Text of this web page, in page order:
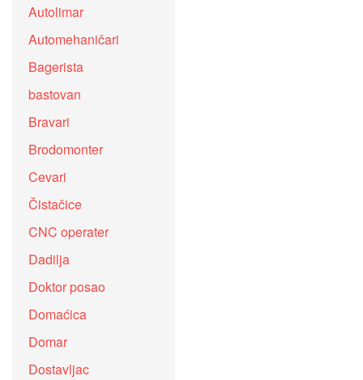
Autolimar
Automehaničari
Bagerista
bastovan
Bravari
Brodomonter
Cevari
Čistačice
CNC operater
Dadilja
Doktor posao
Domaćica
Domar
Dostavljac